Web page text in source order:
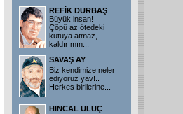
REFİK DURBAŞ
Büyük insan!
Çöpü az ötedeki
kutuya atmaz,
kaldırımın
SAVAŞ AY
Biz kendimize neler
ediyoruz yav!..
Herkes birilerine
HINCAL ULUÇ